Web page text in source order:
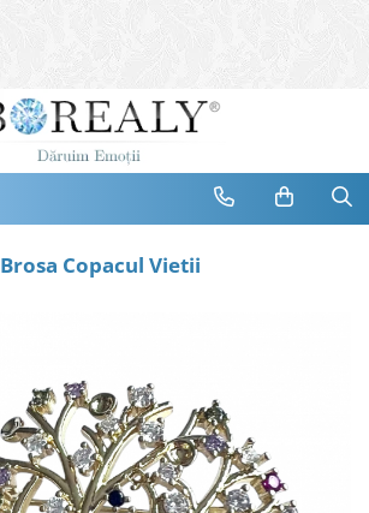
Brosa Copacul Vietii